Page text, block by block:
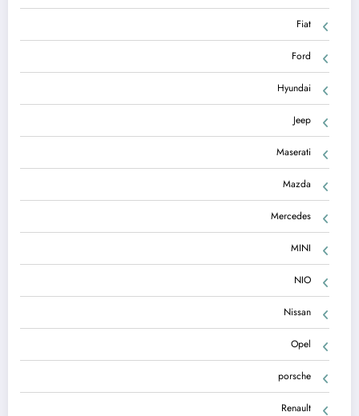
Fiat
Ford
Hyundai
Jeep
Maserati
Mazda
Mercedes
MINI
NIO
Nissan
Opel
porsche
Renault